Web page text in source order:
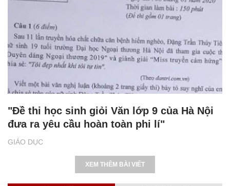
GIÁO DỤC
"Đề thi học sinh giỏi Văn lớp 9 của Hà Nội
đưa ra yêu cầu hoàn toàn phi lí"
XEM THÊM BÀI VIẾT